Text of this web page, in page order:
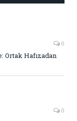
0
Ortak Hafızadan
0